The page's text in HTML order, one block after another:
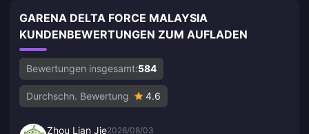
GARENA DELTA FORCE MALAYSIA
KUNDENBEWERTUNGEN ZUM AUFLADEN
Bewertungen insgesamt:584
Durchschn. Bewertung 4.6
Zhou Lian Jie2026/08/03